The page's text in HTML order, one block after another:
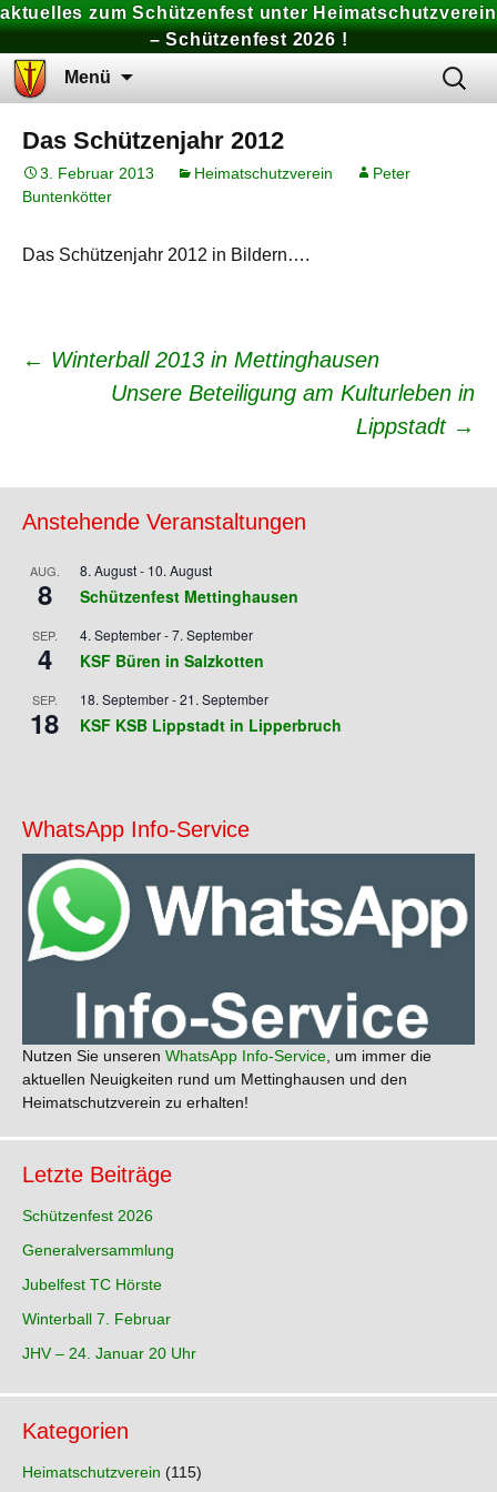
aktuelles zum Schützenfest unter Heimatschutzverein
– Schützenfest 2026 !
Menü
Suchen
nach:
Das Schützenjahr 2012
3. Februar 2013 Heimatschutzverein
Peter
Buntenkötter
Das Schützenjahr 2012 in Bildern….
Beitrags-
← Winterball 2013 in Mettinghausen
Unsere Beteiligung am Kulturleben in
Lippstadt →
Anstehende Veranstaltungen
AUG.
8
8. August- 10. August
Schützenfest Mettinghausen
SEP.
4
4. September-7. September
KSF Büren in Salzkotten
SEP.
18
18. September-21. September
KSF KSB Lippstadt in Lipperbruch
WhatsApp Info-Service
Nutzen Sie unseren WhatsApp Info-Service , um immer die
aktuellen Neuigkeiten rund um Mettinghausen und den
Heimatschutzverein zu erhalten!
Letzte Beiträge
Schützenfest 2026
Generalversammlung
Jubelfest TC Hörste
Winterball 7. Februar
JHV – 24. Januar 20 Uhr
Kategorien
Heimatschutzverein (115)